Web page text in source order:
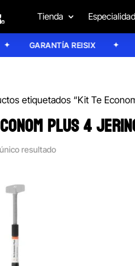
Tienda
GARANTÍA REISIX
etiquetados “Kit Te
PLUS 4
resultado